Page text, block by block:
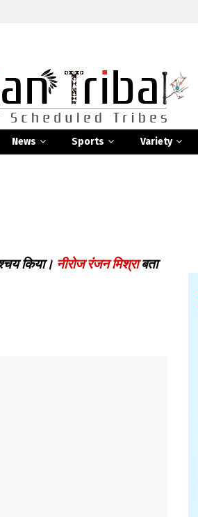
News Sports Variety
किया। नीरोज रंजन मिश्राबता